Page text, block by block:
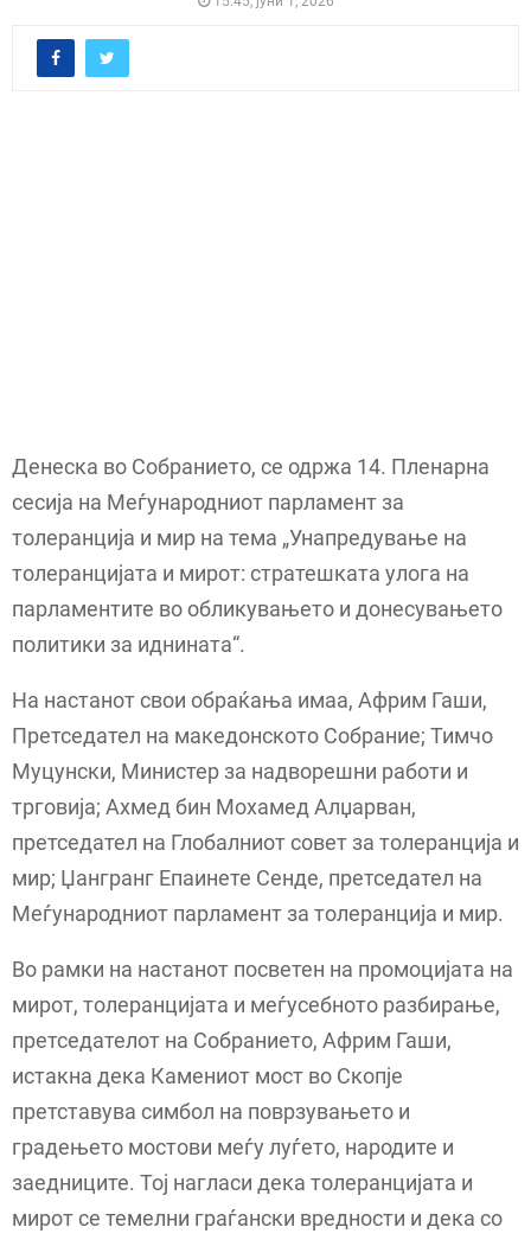
Денеска во Собранието, се одржа 14. Пленарна
сесија на Меѓународниот парламент за
толеранција и мир на тема „Унапредување на
толеранцијата и мирот: стратешката улога на
парламентите во обликувањето и донесувањето
политики за иднината“.
На настанот свои обраќања имаа, Африм Гаши,
Претседател на македонското Собрание; Тимчо
Муцунски, Министер за надворешни работи и
трговија; Ахмед бин Мохамед Алџарван,
претседател на Глобалниот совет за толеранција и
мир; Џангранг Епаинете Сенде, претседател на
Меѓународниот парламент за толеранција и мир.
Во рамки на настанот посветен на промоцијата на
мирот, толеранцијата и меѓусебното разбирање,
претседателот на Собранието, Африм Гаши,
истакна дека Камениот мост во Скопје
претставува симбол на поврзувањето и
градењето мостови меѓу луѓето, народите и
заедниците. Тој нагласи дека толеранцијата и
мирот се темелни граѓански вредности и дека со